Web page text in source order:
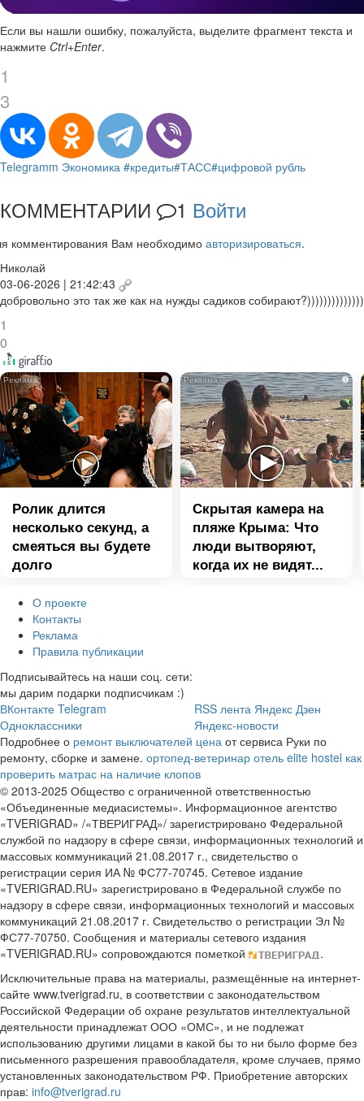
Если вы нашли ошибку, пожалуйста, выделите фрагмент текста и
нажмите Ctrl+Enter.
1
3
Telegramm Экономика #кредиты#ТАСС#цифровой рубль
КОММЕНТАРИИ 1 Войти
комментирования Вам необходимо авторизироваться.
Николай
03-06-2026 | 21:42:43
добровольно это так же как на нужды садиков собирают?))))))))))))))
1
0
i
Ролик длится
несколько секунд, а
смеяться вы будете
долго
i
Скрытая камера на
пляже Крыма: Что
люди вытворяют,
когда их не видят...
О проекте
Контакты
Реклама
Правила публикации
Подписывайтесь на наши соц. сети:
мы дарим подарки подписчикам :)
ВКонтакте Telegram
Одноклассники
RSS лента Яндекс Дзен
Яндекс-новости
Подробнее о ремонт выключателей цена от сервиса Руки по
ремонту, сборке и замене. ортопед-ветеринар отель elite hostel как
проверить матрас на наличие клопов
© 2013-2025 Общество с ограниченной ответственностью
«Объединенные медиасистемы». Информационное агентство
«TVERIGRAD» /«ТВЕРИГРАД»/ зарегистрировано Федеральной
службой по надзору в сфере связи, информационных технологий и
массовых коммуникаций 21.08.2017 г., свидетельство о
регистрации серия ИА № ФС77-70745. Сетевое издание
«TVERIGRAD.RU» зарегистрировано в Федеральной службе по
надзору в сфере связи, информационных технологий и массовых
коммуникаций 21.08.2017 г. Свидетельство о регистрации Эл №
ФС77-70750. Сообщения и материалы сетевого издания
«TVERIGRAD.RU» сопровождаются пометкой
.
Исключительные права на материалы, размещённые на интернет-
сайте www.tverigrad.ru, в соответствии с законодательством
Российской Федерации об охране результатов интеллектуальной
деятельности принадлежат ООО «ОМС», и не подлежат
использованию другими лицами в какой бы то ни было форме без
письменного разрешения правообладателя, кроме случаев, прямо
установленных законодательством РФ. Приобретение авторских
прав: info@tverigrad.ru